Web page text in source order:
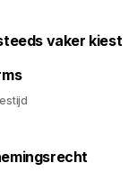
vaker kiest